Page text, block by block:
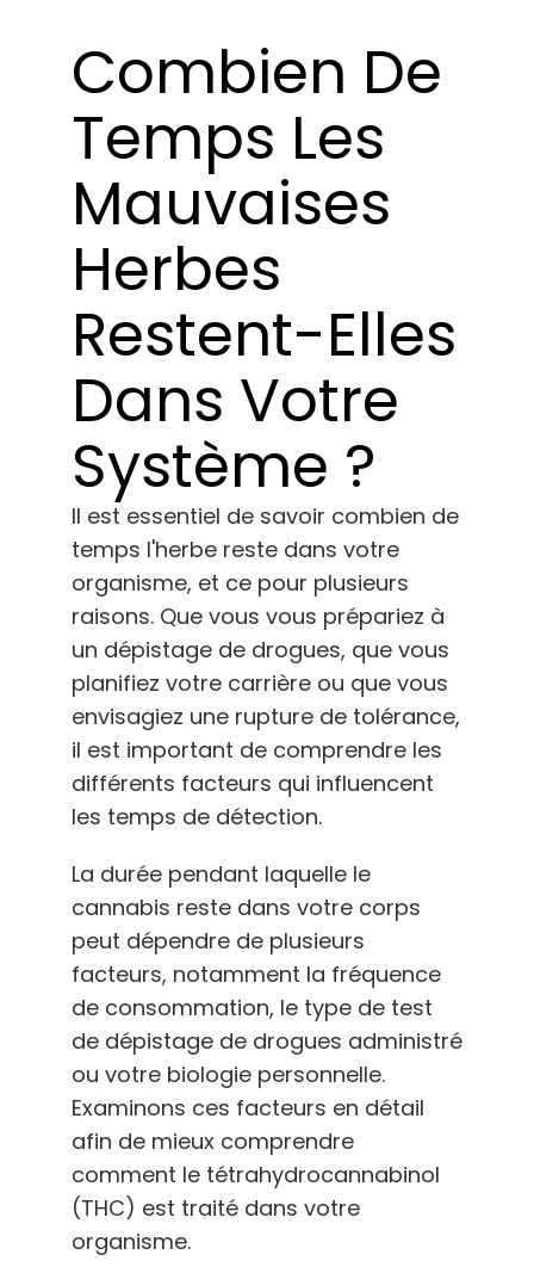
Presse
A propos de
Caraïbes
Contact
Boutique
Français
Recherche
Combien De
Temps Les
Mauvaises
Herbes
Restent-Elles
Dans Votre
Système ?
Il est essentiel de savoir combien de
temps l'herbe reste dans votre
organisme, et ce pour plusieurs
raisons. Que vous vous prépariez à
un dépistage de drogues, que vous
planifiez votre carrière ou que vous
envisagiez une rupture de tolérance,
il est important de comprendre les
différents facteurs qui influencent
les temps de détection.
La durée pendant laquelle le
cannabis reste dans votre corps
peut dépendre de plusieurs
facteurs, notamment la fréquence
de consommation, le type de test
de dépistage de drogues administré
ou votre biologie personnelle.
Examinons ces facteurs en détail
afin de mieux comprendre
comment le tétrahydrocannabinol
(THC) est traité dans votre
organisme.